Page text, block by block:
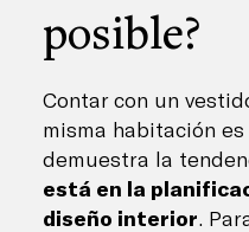
posible?
Contar con un
misma habitación
demuestra la
está en la
diseño interior.